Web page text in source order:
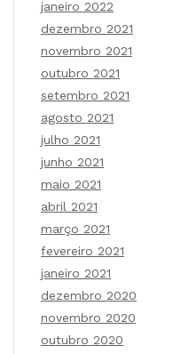
janeiro 2022
dezembro 2021
novembro 2021
outubro 2021
setembro 2021
agosto 2021
julho 2021
junho 2021
maio 2021
abril 2021
março 2021
fevereiro 2021
janeiro 2021
dezembro 2020
novembro 2020
outubro 2020